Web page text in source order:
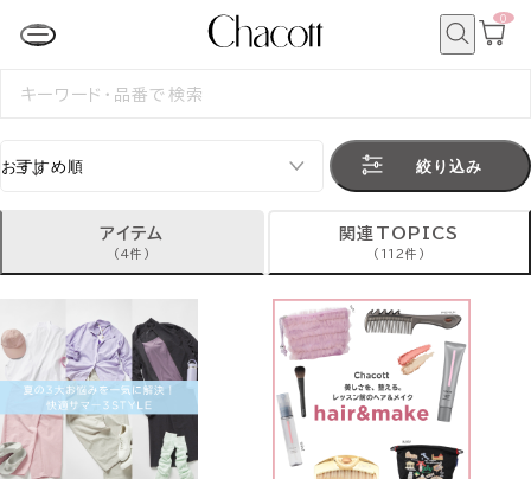
カ
0
検
絞り込み
アイテム
(4件)
関連TOPICS
(112件)